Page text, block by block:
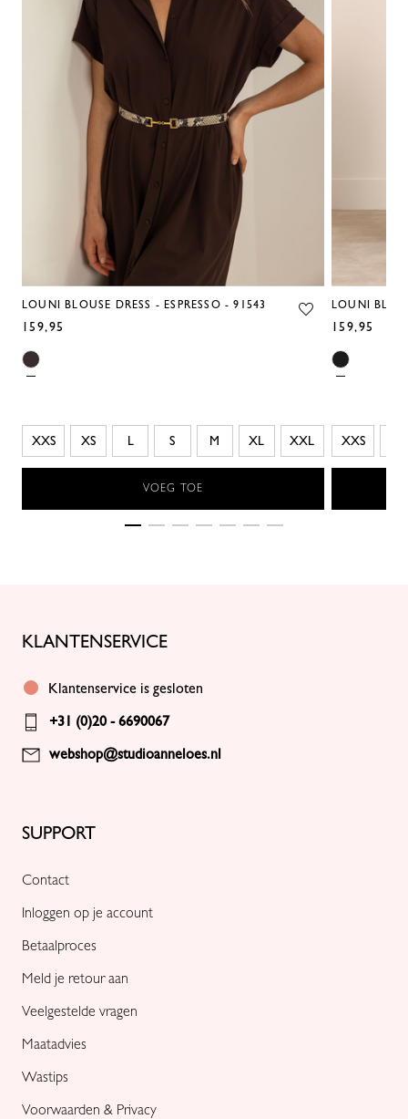
LOUNI BLOUSE DRESS - ESPRESSO - 91543
159,95
XXS XS L S M XL XXL
VOEG TOE
LOUNI
159,95
XXS
SUPPORT
Contact
Inloggen op je account
Betaalproces
Meld je retour aan
Veelgestelde vragen
Maatadvies
Wastips
Voorwaarden & Privacy
KLANTENSERVICE
Klantenservice is gesloten
+31 (0)20 - 6690067
webshop@studioanneloes.nl